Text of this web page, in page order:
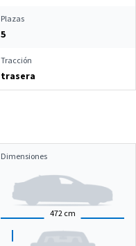
Plazas
5
Tracción
trasera
Dimensiones
472 cm